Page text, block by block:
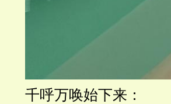
千呼万唤始下来：